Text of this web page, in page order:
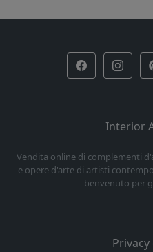
Interior
Vendita online di complementi
e opere d'arte di artisti
benvenuto per
Privacy